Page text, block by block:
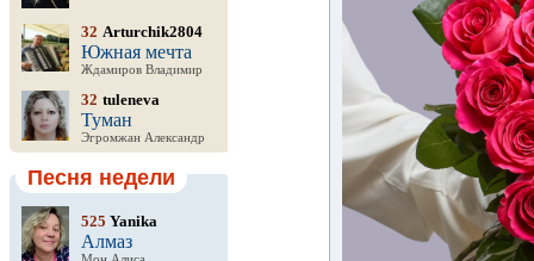
32 Arturchik2804
Южная мечта
Ждамиров Владимир
32 tuleneva
Туман
Эгромжан Александр
Песня недели
525 Yanika
Алмаз